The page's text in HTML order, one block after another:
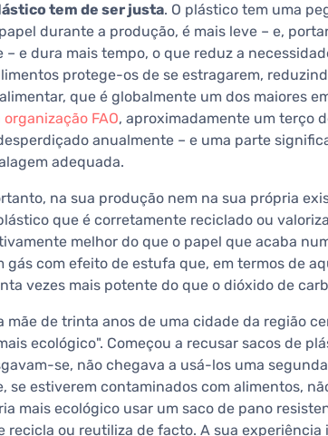
tem de ser justa. O plástico tem uma
durante a produção, é mais leve – e,
e dura mais tempo, o que reduz a
protege-os de se estragarem,
que é globalmente um dos maiores
FAO, aproximadamente um terço
anualmente – e uma parte
adequada.
na sua produção nem na sua própria
que é corretamente reciclado ou
melhor do que o papel que acaba
com efeito de estufa que, em termos de
vezes mais potente do que o dióxido de
mãe de trinta anos de uma cidade da região
ecológico". Começou a recusar sacos de
se, não chegava a usá-los uma
se estiverem contaminados com alimentos,
mais ecológico usar um saco de pano
recicla ou reutiliza de facto. A sua experiência